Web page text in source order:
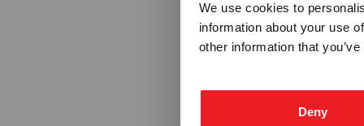
We use cookies to
information about your use
other information that
Deny